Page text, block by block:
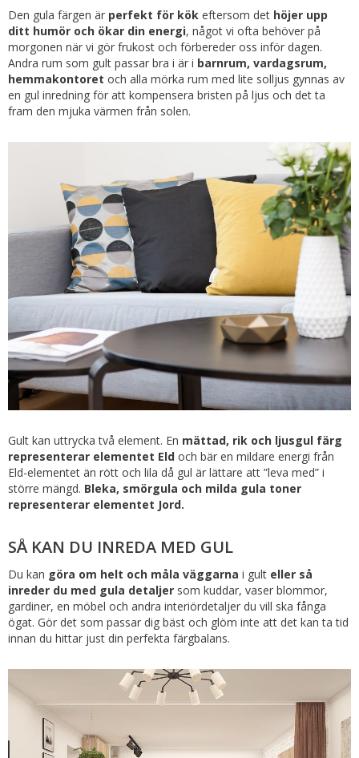
Den gula färgen är perfekt för kök eftersom det höjer upp
ditt humör och ökar din energi, något vi ofta behöver på
morgonen när vi gör frukost och förbereder oss inför dagen.
Andra rum som gult passar bra i är i barnrum, vardagsrum,
hemmakontoret och alla mörka rum med lite solljus gynnas av
en gul inredning för att kompensera bristen på ljus och det ta
fram den mjuka värmen från solen.
Gult kan uttrycka två element. En mättad, rik och ljusgul färg
representerar elementet Eld och bär en mildare energi från
Eld-elementet än rött och lila då gul är lättare att ”leva med” i
större mängd. Bleka, smörgula och milda gula toner
representerar elementet Jord.
SÅ KAN DU INREDA MED GUL
Du kan göra om helt och måla väggarna i gult eller så
inreder du med gula detaljer som kuddar, vaser blommor,
gardiner, en möbel och andra interiördetaljer du vill ska fånga
ögat. Gör det som passar dig bäst och glöm inte att det kan ta tid
innan du hittar just din perfekta färgbalans.